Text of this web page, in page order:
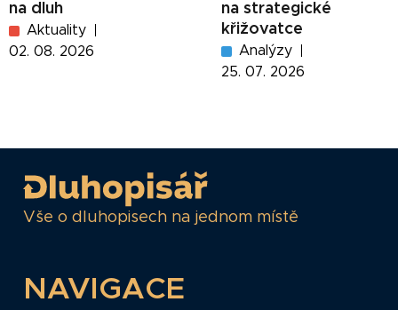
na dluh
Aktuality
02. 08. 2026
na strategické
křižovatce
Analýzy
25. 07. 2026
Vše o dluhopisech na jednom místě
NAVIGACE